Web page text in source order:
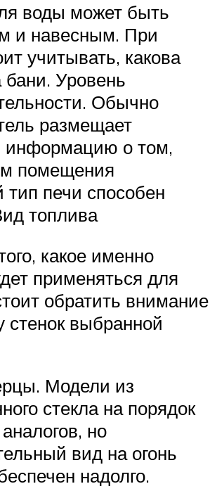
воды может быть
и навесным. При
учитывать, какова
Уровень
Обычно
размещает
информацию о том,
помещения
тип печи способен
топлива
какое именно
применяться для
обратить внимание
стенок выбранной
Модели из
стекла на порядок
но
вид на огонь
надолго.